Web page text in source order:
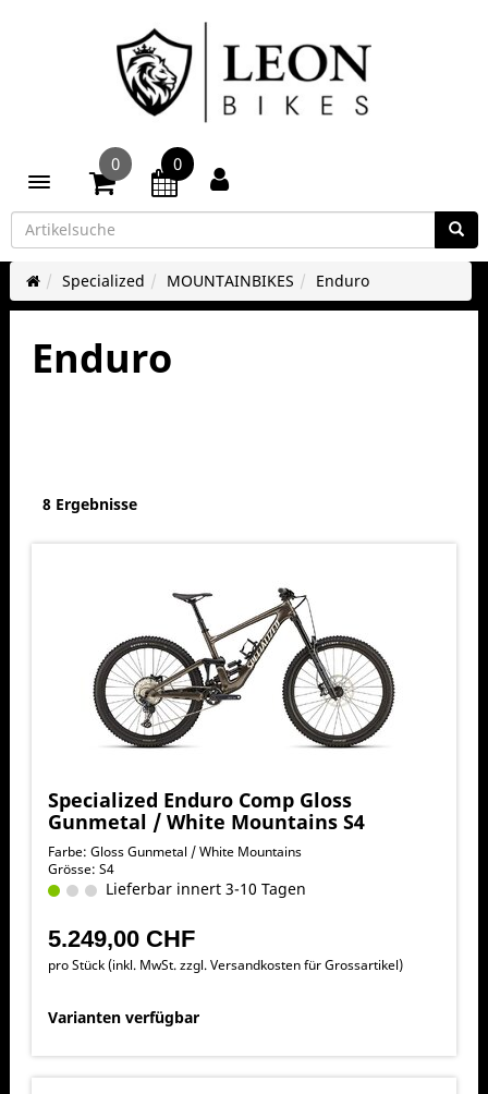
Toggle navigation
0 0
Specialized MOUNTAINBIKES Enduro
Enduro
8 Ergebnisse
Specialized Enduro Comp Gloss
Gunmetal / White Mountains S4
Farbe: Gloss Gunmetal / White Mountains
Grösse: S4
Lieferbar innert 3-10 Tagen
5.249,00 CHF
pro Stück (inkl. MwSt. zzgl.Versandkosten für Grossartikel)
Varianten verfügbar